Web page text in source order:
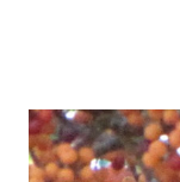
realmente
gosto. E que